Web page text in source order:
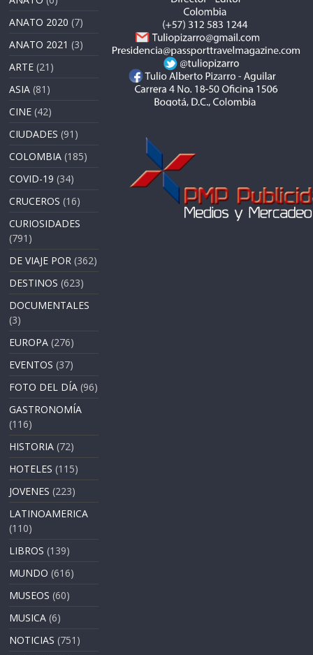
ANATO 2020 (7)
ANATO 2021 (3)
ARTE (21)
ASIA (81)
CINE (42)
CIUDADES (91)
COLOMBIA (185)
COVID-19 (34)
CRUCEROS (16)
CURIOSIDADES
(791)
DE VIAJE POR (362)
DESTINOS (623)
DOCUMENTALES
(3)
EUROPA (276)
EVENTOS (37)
FOTO DEL DÍA (96)
GASTRONOMÍA
(116)
HISTORIA (72)
HOTELES (115)
JOVENES (223)
LATINOAMERICA
(110)
LIBROS (139)
MUNDO (616)
MUSEOS (60)
MUSICA (6)
NOTICIAS (751)